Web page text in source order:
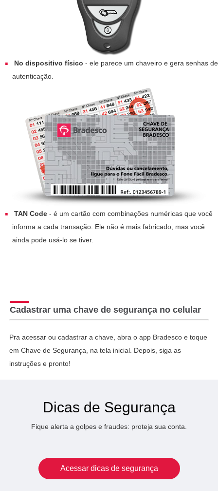
No dispositivo físico - ele parece um chaveiro e gera senhas de
autenticação.
TAN Code - é um cartão com combinações numéricas que você
informa a cada transação. Ele não é mais fabricado, mas você
ainda pode usá-lo se tiver.
Cadastrar uma chave de segurança no celular
Pra acessar ou cadastrar a chave, abra o app Bradesco e toque
em Chave de Segurança, na tela inicial. Depois, siga as
instruções e pronto!
Dicas de Segurança
Fique alerta a golpes e fraudes: proteja sua conta.
Acessar dicas de segurança